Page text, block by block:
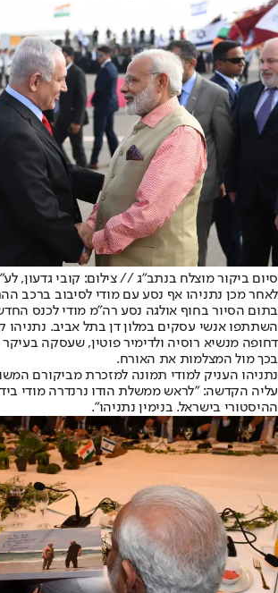
סיום ביקור מוצלח בנתב"ג // צילום: קובי גדעון,
לאחר מכן נתניהו אף נסע עם מודי לסיבוב ברכב
בתום הסיור בחוף אולגה נסע רה"מ מודי לכנס
השתתפו אנשי עסקים במלון דן בתל אביב. נתניהו
דחופה מנשיא רוסיה ולדימיר פוטין, שעסקה
בכך מול המצלמות את האורח.
נתניהו העניק למודי תמונה למזכרת מביקורם
עליה הקדשה: "לראש ממשלת הודו נרנדרה מודי
ההיסטורי בישראל. בנימין נתניהו".